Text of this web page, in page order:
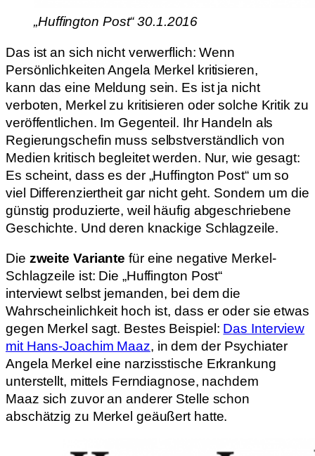
„Huffington Post“ 30.1.2016
Das ist an sich nicht verwerflich: Wenn
Persönlichkeiten Angela Merkel kritisieren,
kann das eine Meldung sein. Es ist ja nicht
verboten, Merkel zu kritisieren oder solche Kritik zu
veröffentlichen. Im Gegenteil. Ihr Handeln als
Regierungschefin muss selbstverständlich von
Medien kritisch begleitet werden. Nur, wie gesagt:
Es scheint, dass es der „Huffington Post“ um so
viel Differenziertheit gar nicht geht. Sondern um die
günstig produzierte, weil häufig abgeschriebene
Geschichte. Und deren knackige Schlagzeile.
Die zweite Variante für eine negative Merkel-
Schlagzeile ist: Die „Huffington Post“
interviewt selbst jemanden, bei dem die
Wahrscheinlichkeit hoch ist, dass er oder sie etwas
gegen Merkel sagt. Bestes Beispiel: Das Interview
mit Hans-Joachim Maaz, in dem der Psychiater
Angela Merkel eine narzisstische Erkrankung
unterstellt, mittels Ferndiagnose, nachdem
Maaz sich zuvor an anderer Stelle schon
abschätzig zu Merkel geäußert hatte.